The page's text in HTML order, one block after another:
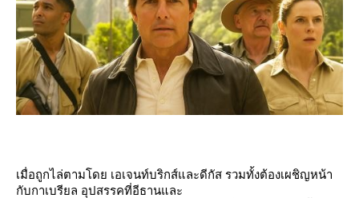
เมื่อถูกไล่ตามโดย เอเจนท์บริกส์และดีกัส รวมทั้งต้องเผชิญหน้า
กับกาเบรียล อุปสรรคที่อีธานและ